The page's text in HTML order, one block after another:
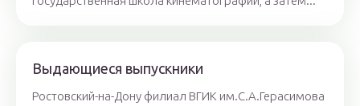
Выдающиеся выпускники
Ростовский-на-Дону филиал ВГИК им.С.А.Герасимова